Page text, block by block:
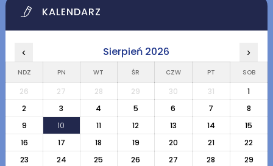
KALENDARZ
‹ Sierpień 2026 ›
NDZ PN WT ŚR CZW PT SOB
26 27 28 29 30 31
1
2
3 4 5 6 7
8
9
10 11 12 13 14
15
16
17 18 19 20 21
22
23
24 25 26 27 28
29